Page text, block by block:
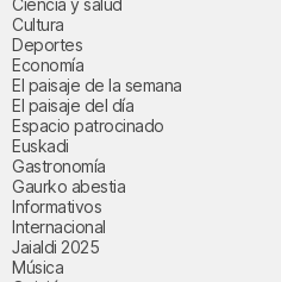
Cultura
Deportes
Economía
El paisaje de la semana
El paisaje del día
Espacio patrocinado
Euskadi
Gastronomía
Gaurko abestia
Informativos
Internacional
Jaialdi 2025
Música